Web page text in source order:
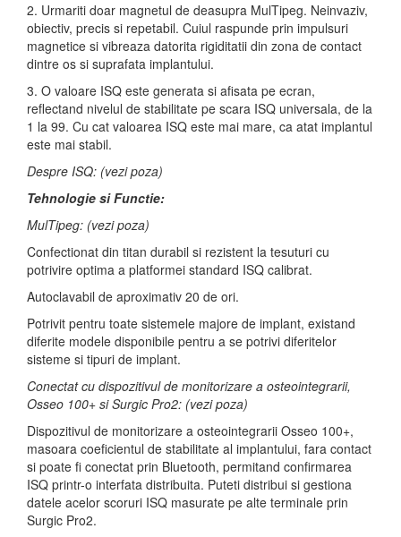
2. Urmariti doar magnetul de deasupra MulTipeg. Neinvaziv,
obiectiv, precis si repetabil. Cuiul raspunde prin impulsuri
magnetice si vibreaza datorita rigiditatii din zona de contact
dintre os si suprafata implantului.
3. O valoare ISQ este generata si afisata pe ecran,
reflectand nivelul de stabilitate pe scara ISQ universala, de la
1 la 99. Cu cat valoarea ISQ este mai mare, ca atat implantul
este mai stabil.
Despre ISQ: (vezi poza)
Tehnologie si Functie:
MulTipeg: (vezi poza)
Confectionat din titan durabil si rezistent la tesuturi cu
potrivire optima a platformei standard ISQ calibrat.
Autoclavabil de aproximativ 20 de ori.
Potrivit pentru toate sistemele majore de implant, existand
diferite modele disponibile pentru a se potrivi diferitelor
sisteme si tipuri de implant.
Conectat cu dispozitivul de monitorizare a osteointegrarii,
Osseo 100+ si Surgic Pro2: (vezi poza)
Dispozitivul de monitorizare a osteointegrarii Osseo 100+,
masoara coeficientul de stabilitate al implantului, fara contact
si poate fi conectat prin Bluetooth, permitand confirmarea
ISQ printr-o interfata distribuita. Puteti distribui si gestiona
datele acelor scoruri ISQ masurate pe alte terminale prin
Surgic Pro2.